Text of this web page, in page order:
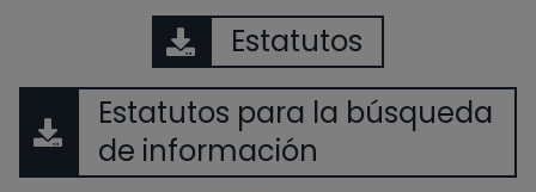
Estatutos
Estatutos para la búsqueda
de información